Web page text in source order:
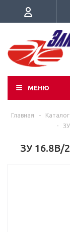
МЕНЮ
Главная - Каталог
-
ЗУ 16.8В/